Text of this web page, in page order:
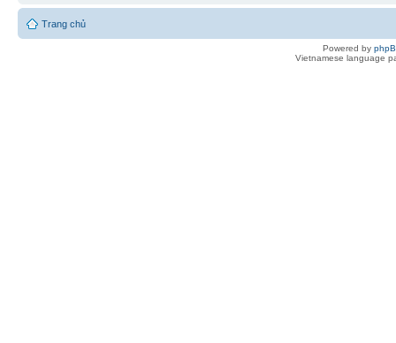
Trang chủ
Powered by
Vietnamese language